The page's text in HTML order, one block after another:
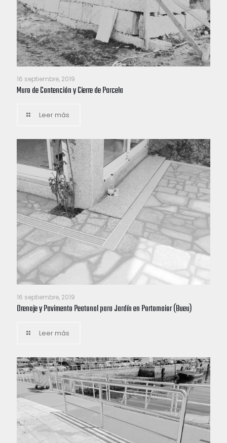
16 septiembre, 2019
Muro de Contención y Cierre de Parcela
Leer más
16 septiembre, 2019
Drenaje y Pavimento Peatonal para Jardín en Portomaior (Bueu)
Leer más